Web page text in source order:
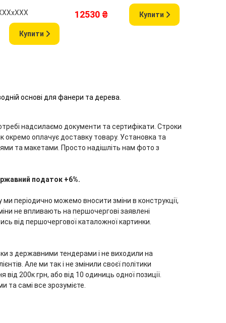
Купити
12530 ₴ Купити
основі для фанери та дерева.
надсилаємо документи та сертифікати. Строки
окремо оплачує доставку товару. Установка та
та макетами. Просто надішліть нам фото з
податок +6%.
періодично можемо вносити зміни в конструкції,
не впливають на першочергові заявлені
від першочергової каталожної картинки.
з державними тендерами і не виходили на
Але ми так і не змінили своєї політики
200к грн, або від 10 одиниць одної позиції.
та самі все зрозумієте.